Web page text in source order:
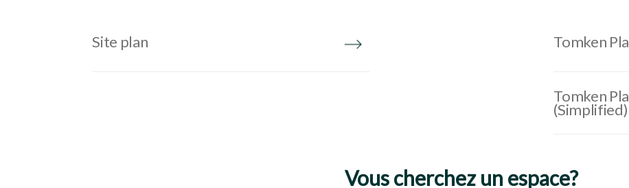
Site plan Tomken
Tomken
(Simplified)
Vous cherchez un espace?